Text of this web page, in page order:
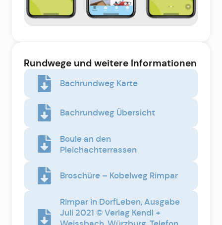
Rundwege und weitere Informationen
Bachrundweg Karte
Bachrundweg Übersicht
Boule an den
Pleichachterrassen
Broschüre – Kobelweg Rimpar
Rimpar in DorfLeben, Ausgabe
Juli 2021 © Verlag Kendl +